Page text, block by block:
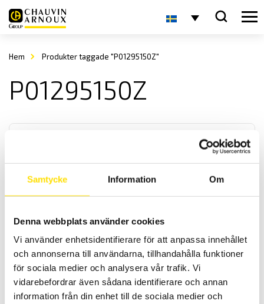
Samtycke Information Om
Denna webbplats använder cookies
Vi använder enhetsidentifierare för att anpassa innehållet
och annonserna till användarna, tillhandahålla funktioner
för sociala medier och analysera vår trafik. Vi
vidarebefordrar även sådana identifierare och annan
information från din enhet till de sociala medier och
Hem Produkter taggade "P01295150Z"
P01295150Z
mätinstrument. Med upp till kategori IV 1000 V säkerhetsklassning
275.00 kr –375.00krPrisintervall:
275.00 kr
375.00 kr
LÄS MER